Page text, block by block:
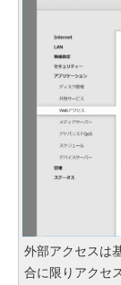
外部アクセスは
合に限りアクセ